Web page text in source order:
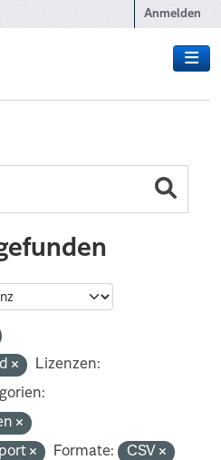
Anmelden
Lizenzen:
Formate: CSV